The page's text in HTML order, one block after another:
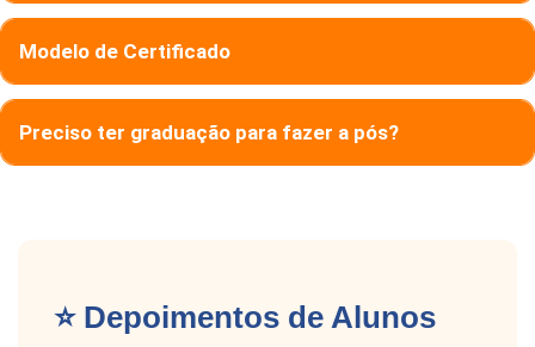
Modelo de Certificado
Preciso ter graduação para fazer a pós?
⭐ Depoimentos de Alunos